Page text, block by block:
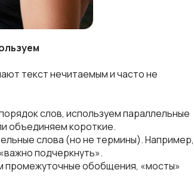
текст нечитаемым и часто не
слов, используем параллельные
объединяем короткие.
слова (но не термины). Например,
подчеркнуть».
промежуточные обобщения, «мосты»